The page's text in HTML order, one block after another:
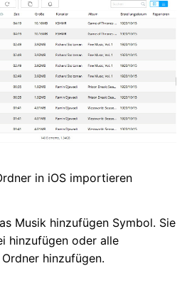
in iOS importieren
Musik hinzufügen Symbol. Sie
hinzufügen oder alle
hinzufügen.